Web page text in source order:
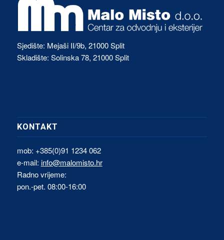
Sjedište: Mejaši II/9b, 21000 Split
Skladište: Solinska 78, 21000 Split
KONTAKT
mob: +385(0)91 1234 062
e-mail: info@malomisto.hr
Radno vrijeme:
pon.-pet. 08:00-16:00